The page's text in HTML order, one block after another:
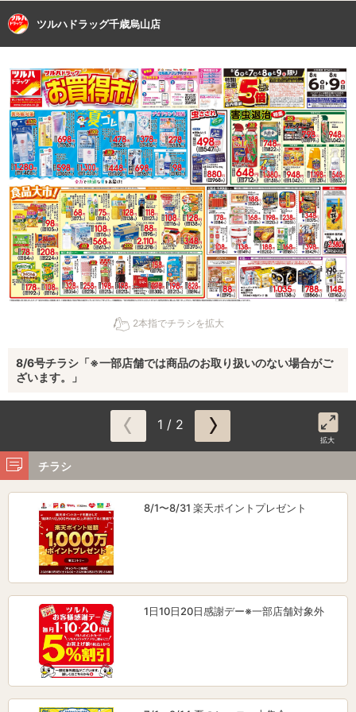
ツルハドラッグ千歳烏山店
2本指でチラシを拡大
8/6号チラシ「※一部店舗では商品のお取り扱いのない場合がご
ざいます。」
1 / 2
拡大
チラシ
8/1〜8/31 楽天ポイントプレゼント
1日10日20日感謝デー※一部店舗対象外